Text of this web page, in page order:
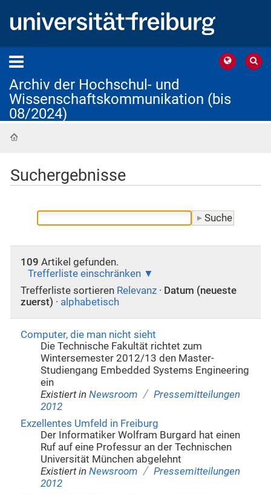
Archiv der Hochschul- und
Wissenschaftskommunikation (bis
08/2024)
Suchergebnisse
109 Artikel gefunden.
Trefferliste einschränken
Trefferliste sortieren Relevanz · Datum (neueste
zuerst) · alphabetisch
Computer, die man nicht sieht
Die Technische Fakultät richtet zum
Wintersemester 2012/13 den Master-
Studiengang Embedded Systems Engineering
ein
Existiert in Newsroom / Pressemitteilungen
2012
Exzellentes Umfeld in Freiburg
Der Informatiker Wolfram Burgard hat einen
Ruf auf eine Professur an der Technischen
Universität München abgelehnt
Existiert in Newsroom / Pressemitteilungen
2012